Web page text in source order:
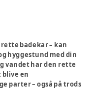
badekar – kan
hyggestund med din
vandet har den rette
en
parter – også på trods